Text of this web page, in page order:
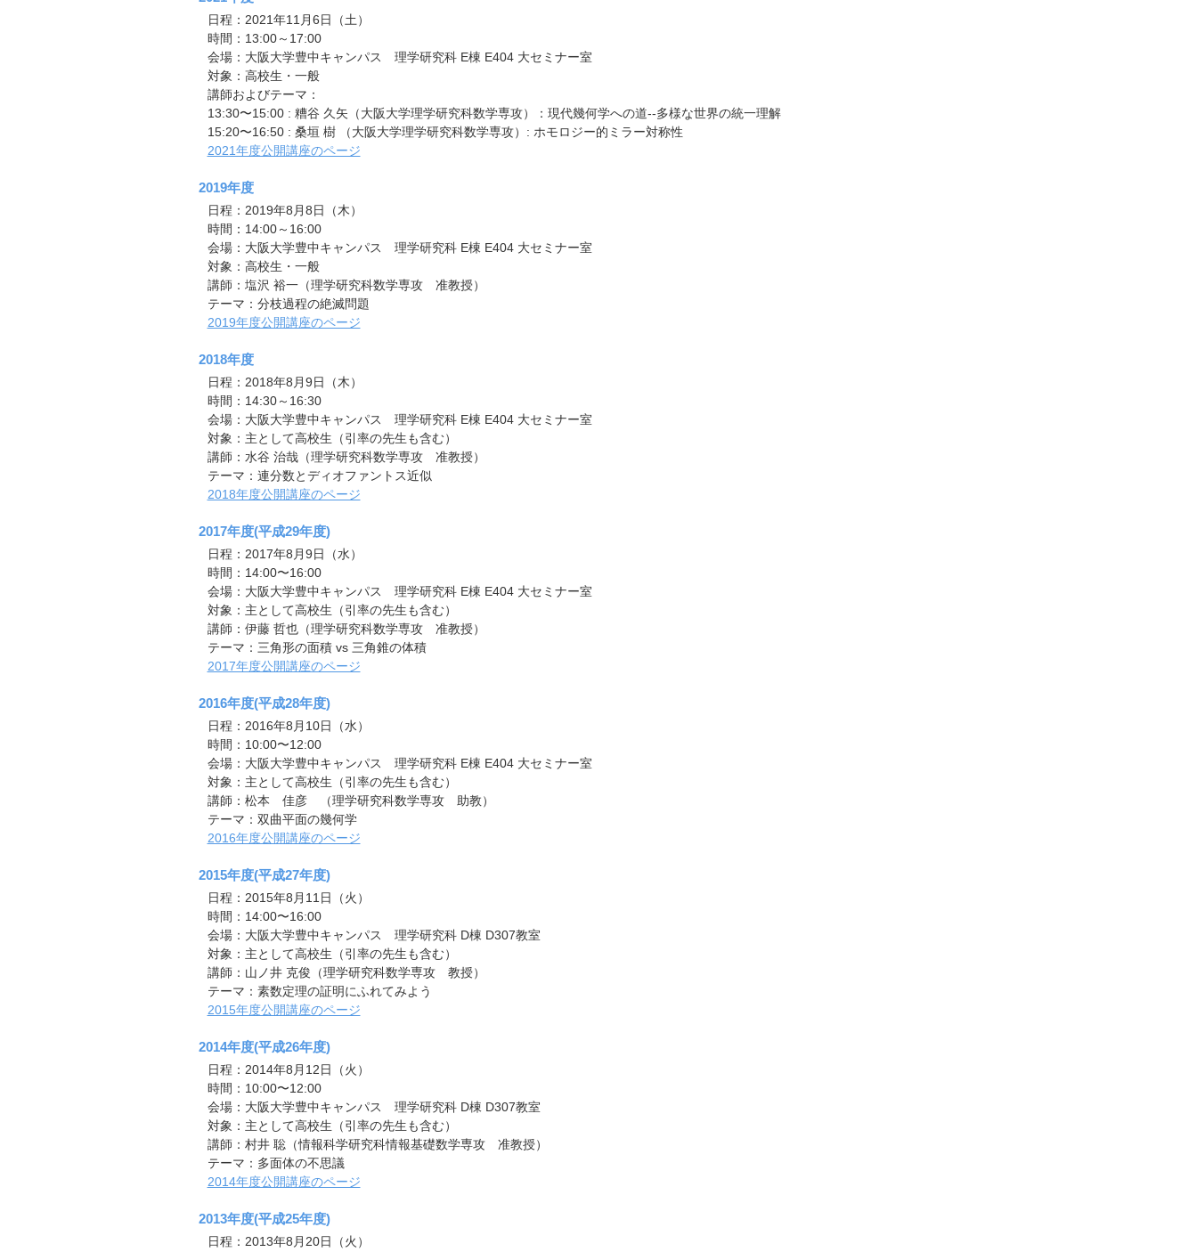
日程：2021年11月6日（土）
時間：13:00～17:00
会場：大阪大学豊中キャンパス 理学研究科 E棟 E404 大セミナー室
対象：高校生・一般
講師およびテーマ：
13:30〜15:00 : 糟谷 久矢（大阪大学理学研究科数学専攻）：現代幾何学への道--多様な世界の統一理解
15:20〜16:50 : 桑垣 樹 （大阪大学理学研究科数学専攻）: ホモロジー的ミラー対称性
2021年度公開講座のページ
2019年度
日程：2019年8月8日（木）
時間：14:00～16:00
会場：大阪大学豊中キャンパス 理学研究科 E棟 E404 大セミナー室
対象：高校生・一般
講師：塩沢 裕一（理学研究科数学専攻 准教授）
テーマ：分枝過程の絶滅問題
2019年度公開講座のページ
2018年度
日程：2018年8月9日（木）
時間：14:30～16:30
会場：大阪大学豊中キャンパス 理学研究科 E棟 E404 大セミナー室
対象：主として高校生（引率の先生も含む）
講師：水谷 治哉（理学研究科数学専攻 准教授）
テーマ：連分数とディオファントス近似
2018年度公開講座のページ
2017年度(平成29年度)
日程：2017年8月9日（水）
時間：14:00〜16:00
会場：大阪大学豊中キャンパス 理学研究科 E棟 E404 大セミナー室
対象：主として高校生（引率の先生も含む）
講師：伊藤 哲也（理学研究科数学専攻 准教授）
テーマ：三角形の面積 vs 三角錐の体積
2017年度公開講座のページ
2016年度(平成28年度)
日程：2016年8月10日（水）
時間：10:00〜12:00
会場：大阪大学豊中キャンパス 理学研究科 E棟 E404 大セミナー室
対象：主として高校生（引率の先生も含む）
講師：松本 佳彦 （理学研究科数学専攻 助教）
テーマ：双曲平面の幾何学
2016年度公開講座のページ
2015年度(平成27年度)
日程：2015年8月11日（火）
時間：14:00〜16:00
会場：大阪大学豊中キャンパス 理学研究科 D棟 D307教室
対象：主として高校生（引率の先生も含む）
講師：山ノ井 克俊（理学研究科数学専攻 教授）
テーマ：素数定理の証明にふれてみよう
2015年度公開講座のページ
2014年度(平成26年度)
日程：2014年8月12日（火）
時間：10:00〜12:00
会場：大阪大学豊中キャンパス 理学研究科 D棟 D307教室
対象：主として高校生（引率の先生も含む）
講師：村井 聡（情報科学研究科情報基礎数学専攻 准教授）
テーマ：多面体の不思議
2014年度公開講座のページ
2013年度(平成25年度)
日程：2013年8月20日（火）